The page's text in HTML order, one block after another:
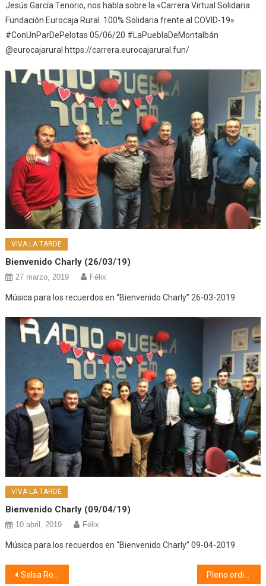
Jesús García Tenorio, nos habla sobre la «Carrera Virtual Solidaria
Fundación Eurocaja Rural. 100% Solidaria frente al COVID-19»
#ConUnParDePelotas 05/06/20 #LaPueblaDeMontalbán
@eurocajarural https://carrera.eurocajarural.fun/
VIVA LA TARDE
Bienvenido Charly (26/03/19)
27 marzo, 2019 Félix
Música para los recuerdos en “Bienvenido Charly” 26-03-2019
VIVA LA TARDE
Bienvenido Charly (09/04/19)
10 abril, 2019 Félix
Música para los recuerdos en “Bienvenido Charly” 09-04-2019
Navegación
Salsa Rosa (08/05/18)